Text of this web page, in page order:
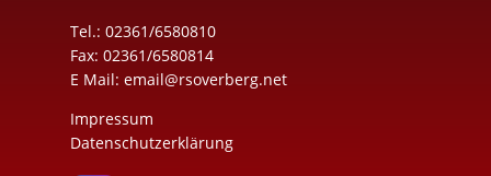
Tel.: 02361/6580810
Fax: 02361/6580814
E Mail: email@rsoverberg.net
Impressum
Datenschutzerklärung